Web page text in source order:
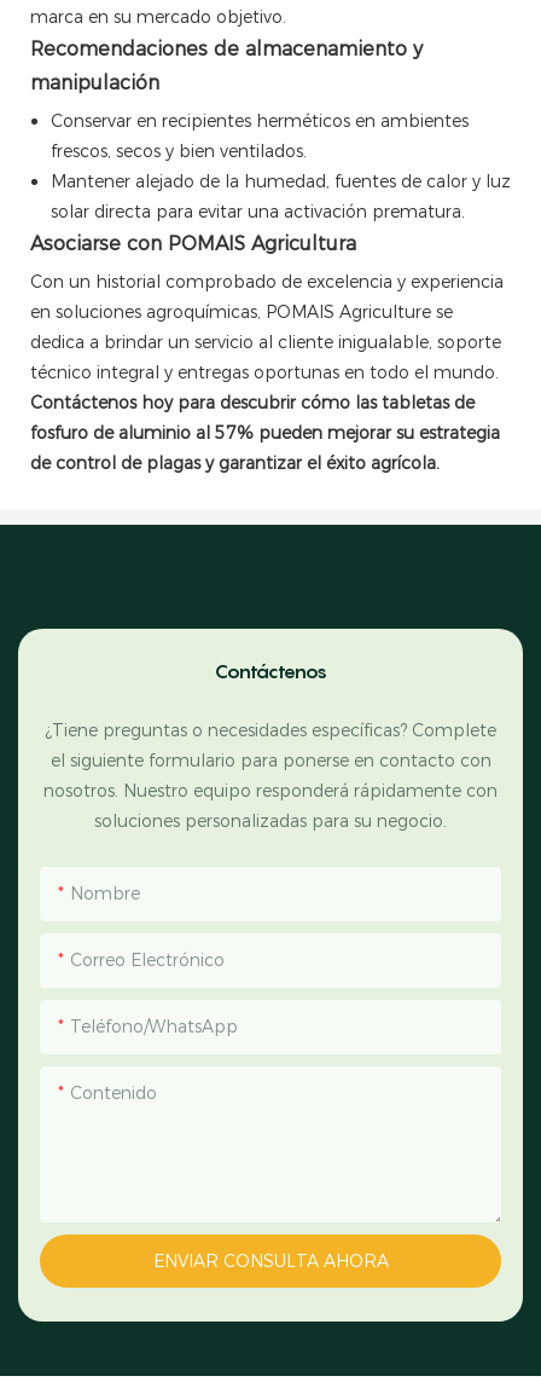
marca en su mercado objetivo.
Recomendaciones de almacenamiento y
manipulación
Conservar en recipientes herméticos en ambientes
frescos, secos y bien ventilados.
Mantener alejado de la humedad, fuentes de calor y luz
solar directa para evitar una activación prematura.
Asociarse con POMAIS Agricultura
Con un historial comprobado de excelencia y experiencia
en soluciones agroquímicas, POMAIS Agriculture se
dedica a brindar un servicio al cliente inigualable, soporte
técnico integral y entregas oportunas en todo el mundo.
Contáctenos hoy para descubrir cómo las tabletas de
fosfuro de aluminio al 57% pueden mejorar su estrategia
de control de plagas y garantizar el éxito agrícola.
Contáctenos
¿Tiene preguntas o necesidades específicas? Complete
el siguiente formulario para ponerse en contacto con
nosotros. Nuestro equipo responderá rápidamente con
soluciones personalizadas para su negocio.
Nombre
Correo Electrónico
Teléfono/WhatsApp
Contenido
ENVIAR CONSULTA AHORA